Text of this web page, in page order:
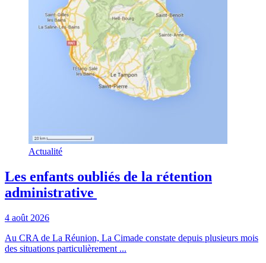
Actualité
Les enfants oubliés de la rétention
administrative
4 août 2026
Au CRA de La Réunion, La Cimade constate depuis plusieurs mois
des situations particulièrement ...